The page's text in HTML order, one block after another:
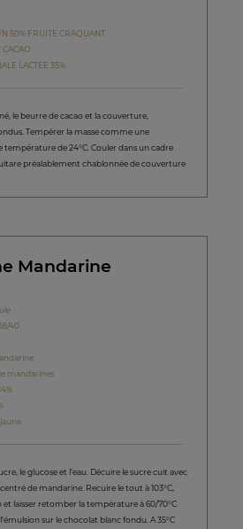
50% FRUITE CRAQUANT
LACTEE 35%
le beurre de cacao et la couverture,
Tempérer la masse comme une
température de 24°C. Couler dans un cadre
préalablement chablonnée de couverture
Mandarine
40
mandarines
le glucose et l’eau. Décuire le sucre cuit avec
de mandarine. Recuire le tout à 103°C,
et laisser retomber la température à 60/70°C
sur le chocolat blanc fondu. A 35°C